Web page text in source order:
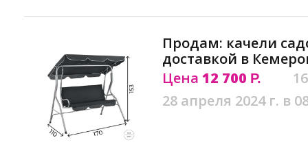
Продам: качели
доставкой в
Цена 12 700 Р.
28 апреля 2024 г. в